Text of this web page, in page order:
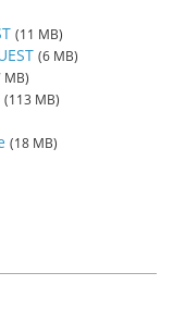
(11 MB)
(6 MB)
MB)
(113 MB)
(18 MB)